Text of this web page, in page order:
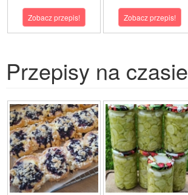
Zobacz przepis! Zobacz przepis!
Przepisy na czasie